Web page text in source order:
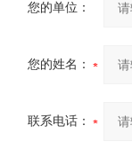
您的单位：
您的姓名：
联系电话：